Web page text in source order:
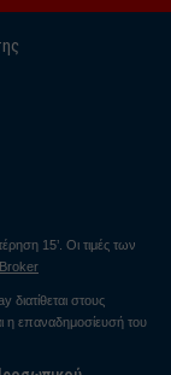
15’. Οι τιμές των
στους
η επαναδημοσίευσή του